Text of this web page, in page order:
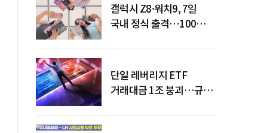
갤럭시 Z8·워치9, 7일
국내 정식 출격…100개국
단일 레버리지 ETF
거래대금 1조 붕괴…규제